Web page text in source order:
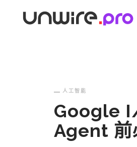
人工智能
Google
Agent 前